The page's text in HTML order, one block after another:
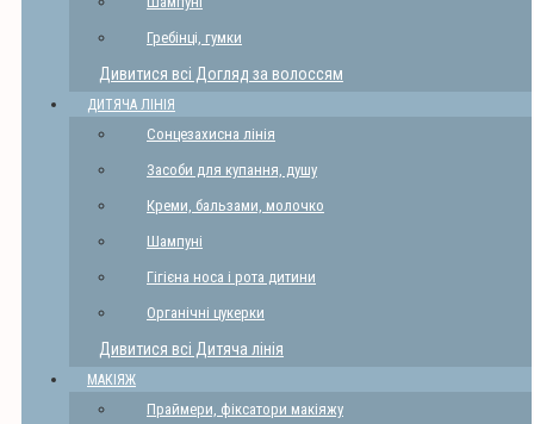
Гребінці, гумки
Дивитися всі Догляд за волоссям
ДИТЯЧА ЛІНІЯ
Сонцезахисна лінія
Засоби для купання, душу
Креми, бальзами, молочко
Шампуні
Гігієна носа і рота дитини
Органічні цукерки
Дивитися всі Дитяча лінія
МАКІЯЖ
Праймери, фіксатори макіяжу